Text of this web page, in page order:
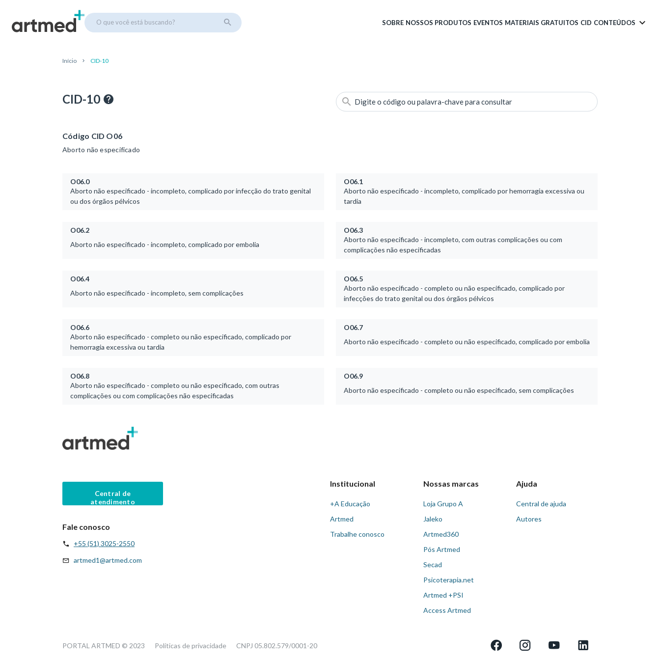
O que você está buscando? SOBRE NOSSOS PRODUTOS EVENTOS MATERIAIS GRATUITOS CID CONTEÚDOS
Início CID-10
CID-10 Digite o código ou palavra-chave para consultar
Código CID O06
Aborto não especificado
O06.0
Aborto não especificado - incompleto, complicado por infecção do trato genital
ou dos órgãos pélvicos
O06.1
Aborto não especificado - incompleto, complicado por hemorragia excessiva ou
tardia
O06.2
Aborto não especificado - incompleto, complicado por embolia
O06.3
Aborto não especificado - incompleto, com outras complicações ou com
complicações não especificadas
O06.4
Aborto não especificado - incompleto, sem complicações
O06.5
Aborto não especificado - completo ou não especificado, complicado por
infecções do trato genital ou dos órgãos pélvicos
O06.6
Aborto não especificado - completo ou não especificado, complicado por
hemorragia excessiva ou tardia
O06.7
Aborto não especificado - completo ou não especificado, complicado por embolia
O06.8
Aborto não especificado - completo ou não especificado, com outras
complicações ou com complicações não especificadas
O06.9
Aborto não especificado - completo ou não especificado, sem complicações
Central de
atendimento
Fale conosco
+55 (51) 3025-2550
artmed1@artmed.com
Institucional
+A Educação
Artmed
Trabalhe conosco
Nossas marcas
Loja Grupo A
Jaleko
Artmed360
Pós Artmed
Secad
Psicoterapia.net
Artmed +PSI
Access Artmed
Ajuda
Central de ajuda
Autores
PORTAL ARTMED © 2023 Políticas de privacidade CNPJ 05.802.579/0001-20